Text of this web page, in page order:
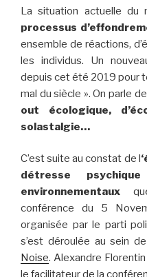
La situation actuelle du
processus
ensemble de réactions,
les individus. Un
depuis cet été 2019 pour
mal du siècle ». On parle de
out écologique,
solastalgie…
C’est suite au constat de l
détresse psychique
environnementaux
conférence du 5
organisée par le parti
s’est déroulée au sein
Noise. Alexandre
le facilitateur de la